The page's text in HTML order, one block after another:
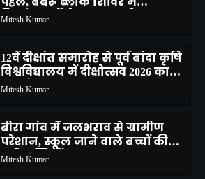
12वें दीक्षांत समारोह से पूर्व बांदा कृषि
विश्वविद्यालय में दीक्षोत्सव 2026 का
बीरा गांव में जलभराव से ग्रामीण
परेशान, स्कूल जाने वाले बच्चों की
मोटरसाइकिल चोरी करने वाले 02
अभियुक्तों को किया गिरफ्तार